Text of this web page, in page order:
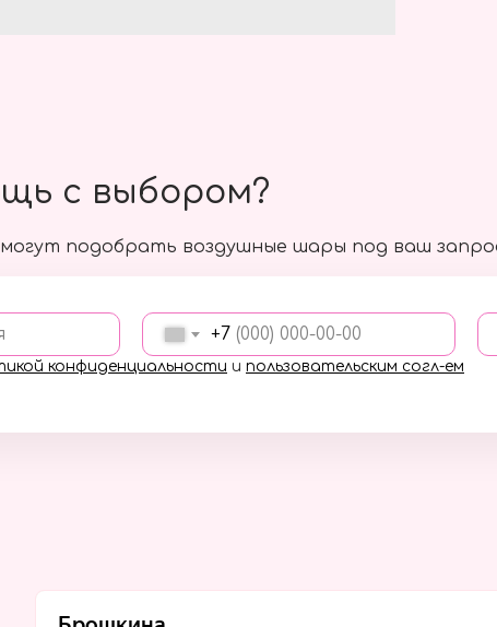
подобрать воздушные шары под ваш
+7
конфиденциальности и пользовательским согл-ем
с выбором?